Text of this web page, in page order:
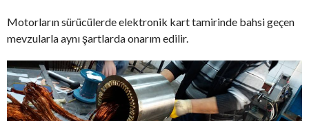
Motorların sürücülerde elektronik kart tamirinde bahsi geçen
mevzularla aynı şartlarda onarım edilir.